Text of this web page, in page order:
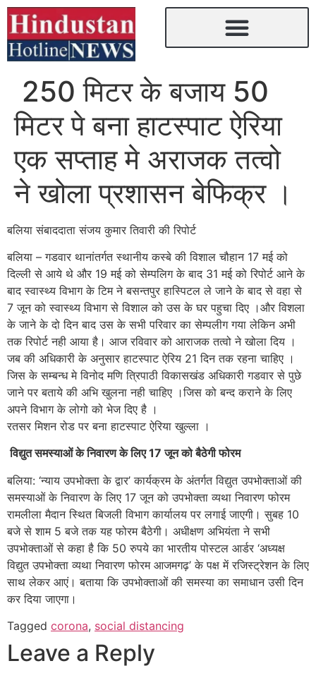
250 मिटर के बजाय 50
मिटर पे बना हाटस्पाट ऐरिया
एक सप्ताह मे अराजक तत्वो
ने खोला प्रशासन बेफिक्र ।
बलिया संबाददाता संजय कुमार तिवारी की रिपोर्ट
बलिया – गडवार थानांतर्गत स्थानीय कस्बे की विशाल चौहान 17 मई को
दिल्ली से आये थे और 19 मई को सेम्पलिग के बाद 31 मई को रिपोर्ट आने के
बाद स्वास्थ्य विभाग के टिम ने बसन्तपुर हास्पिटल ले जाने के बाद से वहा से
7 जून को स्वास्थ्य विभाग से विशाल को उस के घर पहुचा दिए ।और विशला
के जाने के दो दिन बाद उस के सभी परिवार का सेम्पलीग गया लेकिन अभी
तक रिपोर्ट नही आया है। आज रविवार को आराजक तत्वो ने खोला दिय ।
जब की अधिकारी के अनुसार हाटस्पाट ऐरिय 21 दिन तक रहना चाहिए ।
जिस के सम्बन्ध मे विनोद मणि त्रिपाठी विकासखंड अधिकारी गडवार से पुछे
जाने पर बताये की अभि खुलना नही चाहिए ।जिस को बन्द कराने के लिए
अपने विभाग के लोगो को भेज दिए है ।
रतसर मिशन रोड पर बना हाटस्पाट ऐरिया खुल्ला ।
विद्युत समस्याओं के निवारण के लिए 17 जून को बैठेगी फोरम
बलिया: ‘न्याय उपभोक्ता के द्वार’ कार्यक्रम के अंतर्गत विद्युत उपभोक्ताओं की
समस्याओं के निवारण के लिए 17 जून को उपभोक्ता व्यथा निवारण फोरम
रामलीला मैदान स्थित बिजली विभाग कार्यालय पर लगाई जाएगी। सुबह 10
बजे से शाम 5 बजे तक यह फोरम बैठेगी। अधीक्षण अभियंता ने सभी
उपभोक्ताओं से कहा है कि 50 रुपये का भारतीय पोस्टल आर्डर ‘अध्यक्ष
विद्युत उपभोक्ता व्यथा निवारण फोरम आजमगढ़’ के पक्ष में रजिस्ट्रेशन के लिए
साथ लेकर आएं। बताया कि उपभोक्ताओं की समस्या का समाधान उसी दिन
कर दिया जाएगा।
Tagged corona, social distancing
Leave a Reply